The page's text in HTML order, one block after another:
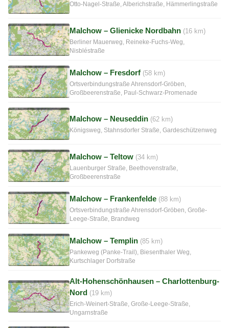
Otto-Nagel-Straße, Alberichstraße, Hämmerlingstraße
Malchow – Glienicke Nordbahn (16 km)
Berliner Mauerweg, Reineke-Fuchs-Weg,
Nisbléstraße
Malchow – Fresdorf (58 km)
Ortsverbindungstraße Ahrensdorf-Gröben,
Großbeerenstraße, Paul-Schwarz-Promenade
Malchow – Neuseddin (62 km)
Königsweg, Stahnsdorfer Straße, Gardeschützenweg
Malchow – Teltow (34 km)
Lauenburger Straße, Beethovenstraße,
Großbeerenstraße
Malchow – Frankenfelde (88 km)
Ortsverbindungstraße Ahrensdorf-Gröben, Große-
Leege-Straße, Brandweg
Malchow – Templin (85 km)
Pankeweg (Panke-Trail), Biesenthaler Weg,
Kurtschlager Dorfstraße
Alt-Hohenschönhausen – Charlottenburg-
Nord (19 km)
Erich-Weinert-Straße, Große-Leege-Straße,
Ungarnstraße